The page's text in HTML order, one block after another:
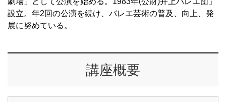
設立。年2回の公演を続け、バレエ芸術の普及、向上、発
展に努めている。
講座概要